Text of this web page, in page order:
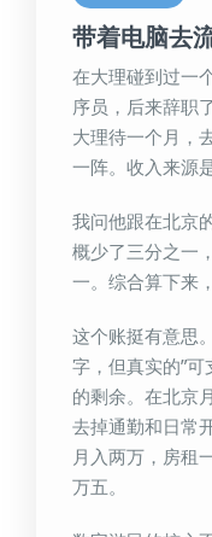
带着电脑去
在大理碰到过一
序员，后来辞职
大理待一个月，
一阵。收入来源
我问他跟在北京
概少了三分之一
一。综合算下来
这个账挺有意思
字，但真实的”
的剩余。在北京
去掉通勤和日常
月入两万，房租
万五。